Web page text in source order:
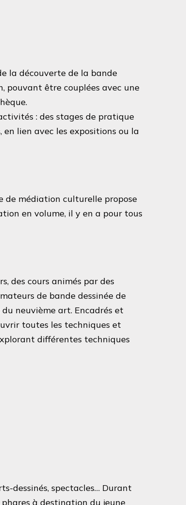
la découverte de la bande
pouvant être couplées avec une
: des stages de pratique
lien avec les expositions ou la
de médiation culturelle propose
en volume, il y en a pour tous
des cours animés par des
de bande dessinée de
neuvième art. Encadrés et
toutes les techniques et
différentes techniques
dessinés, spectacles… Durant
à destination du jeune